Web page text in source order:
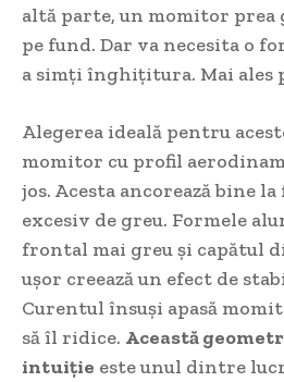
altă parte, un momitor prea
pe fund. Dar va necesita o
a simți înghițitura. Mai ales
Alegerea ideală pentru
momitor cu profil
jos. Acesta ancorează bine
excesiv de greu. Formele
frontal mai greu și capătul
ușor creează un efect de
Curentul însuși apasă
să îl ridice. Această
intuiție este unul dintre